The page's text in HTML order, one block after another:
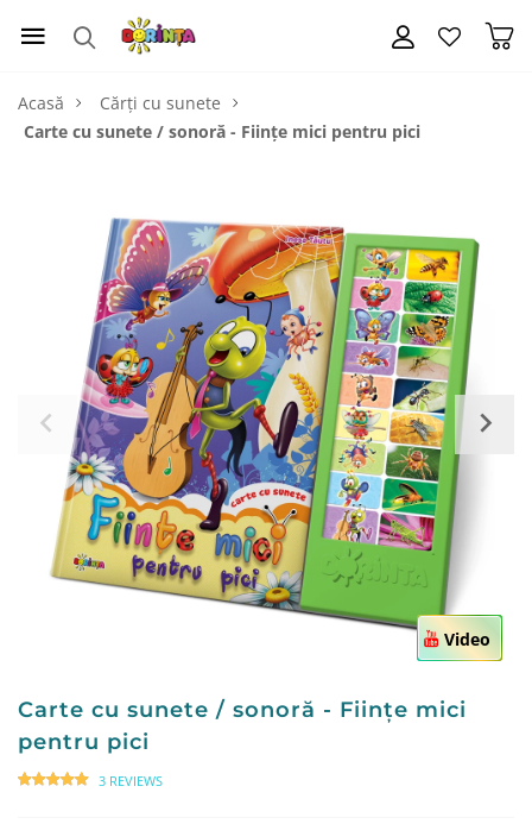
Acasă
Cărți cu sunete
Carte cu sunete / sonoră - Ființe mici pentru pici
Video
Carte cu sunete / sonoră - Ființe mici
pentru pici
3 REVIEWS